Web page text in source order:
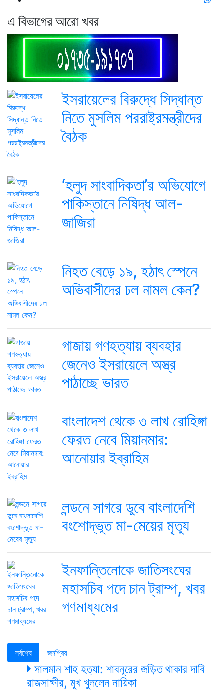
এ বিভাগের আরো খবর
ইসরায়েলের বিরুদ্ধে সিদ্ধান্ত
নিতে মুসলিম পররাষ্ট্রমন্ত্রীদের
বৈঠক
‘হলুদ সাংবাদিকতা’র অভিযোগে
পাকিস্তানে নিষিদ্ধ আল-
জাজিরা
নিহত বেড়ে ১৯, হঠাৎ স্পেনে
অভিবাসীদের ঢল নামল কেন?
গাজায় গণহত্যায় ব্যবহার
জেনেও ইসরায়েলে অস্ত্র
পাঠাচ্ছে ভারত
বাংলাদেশ থেকে ৩ লাখ রোহিঙ্গা
ফেরত নেবে মিয়ানমার:
আনোয়ার ইব্রাহিম
লন্ডনে সাগরে ডুবে বাংলাদেশি
বংশোদ্ভূত মা-মেয়ের মৃত্যু
ইনফান্তিনোকে জাতিসংঘের
মহাসচিব পদে চান ট্রাম্প, খবর
গণমাধ্যমের
সর্বশেষ জনপ্রিয়
সালমান শাহ হত্যা: শাবনূরের জড়িত থাকার দাবি
রাজসাক্ষীর, মুখ খুললেন নায়িকা